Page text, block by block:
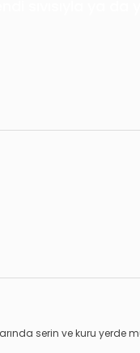
serin ve kuru yerde